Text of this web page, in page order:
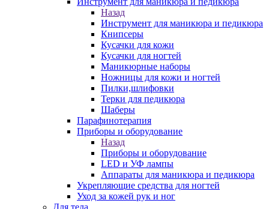
Назад
Инструмент для маникюра и педикюра
Книпсеры
Кусачки для кожи
Кусачки для ногтей
Маникюрные наборы
Ножницы для кожи и ногтей
Пилки,шлифовки
Терки для педикюра
Шаберы
Парафинотерапия
Приборы и оборудование
Назад
Приборы и оборудование
LED и УФ лампы
Аппараты для маникюра и педикюра
Укрепляющие средства для ногтей
Уход за кожей рук и ног
Для тела